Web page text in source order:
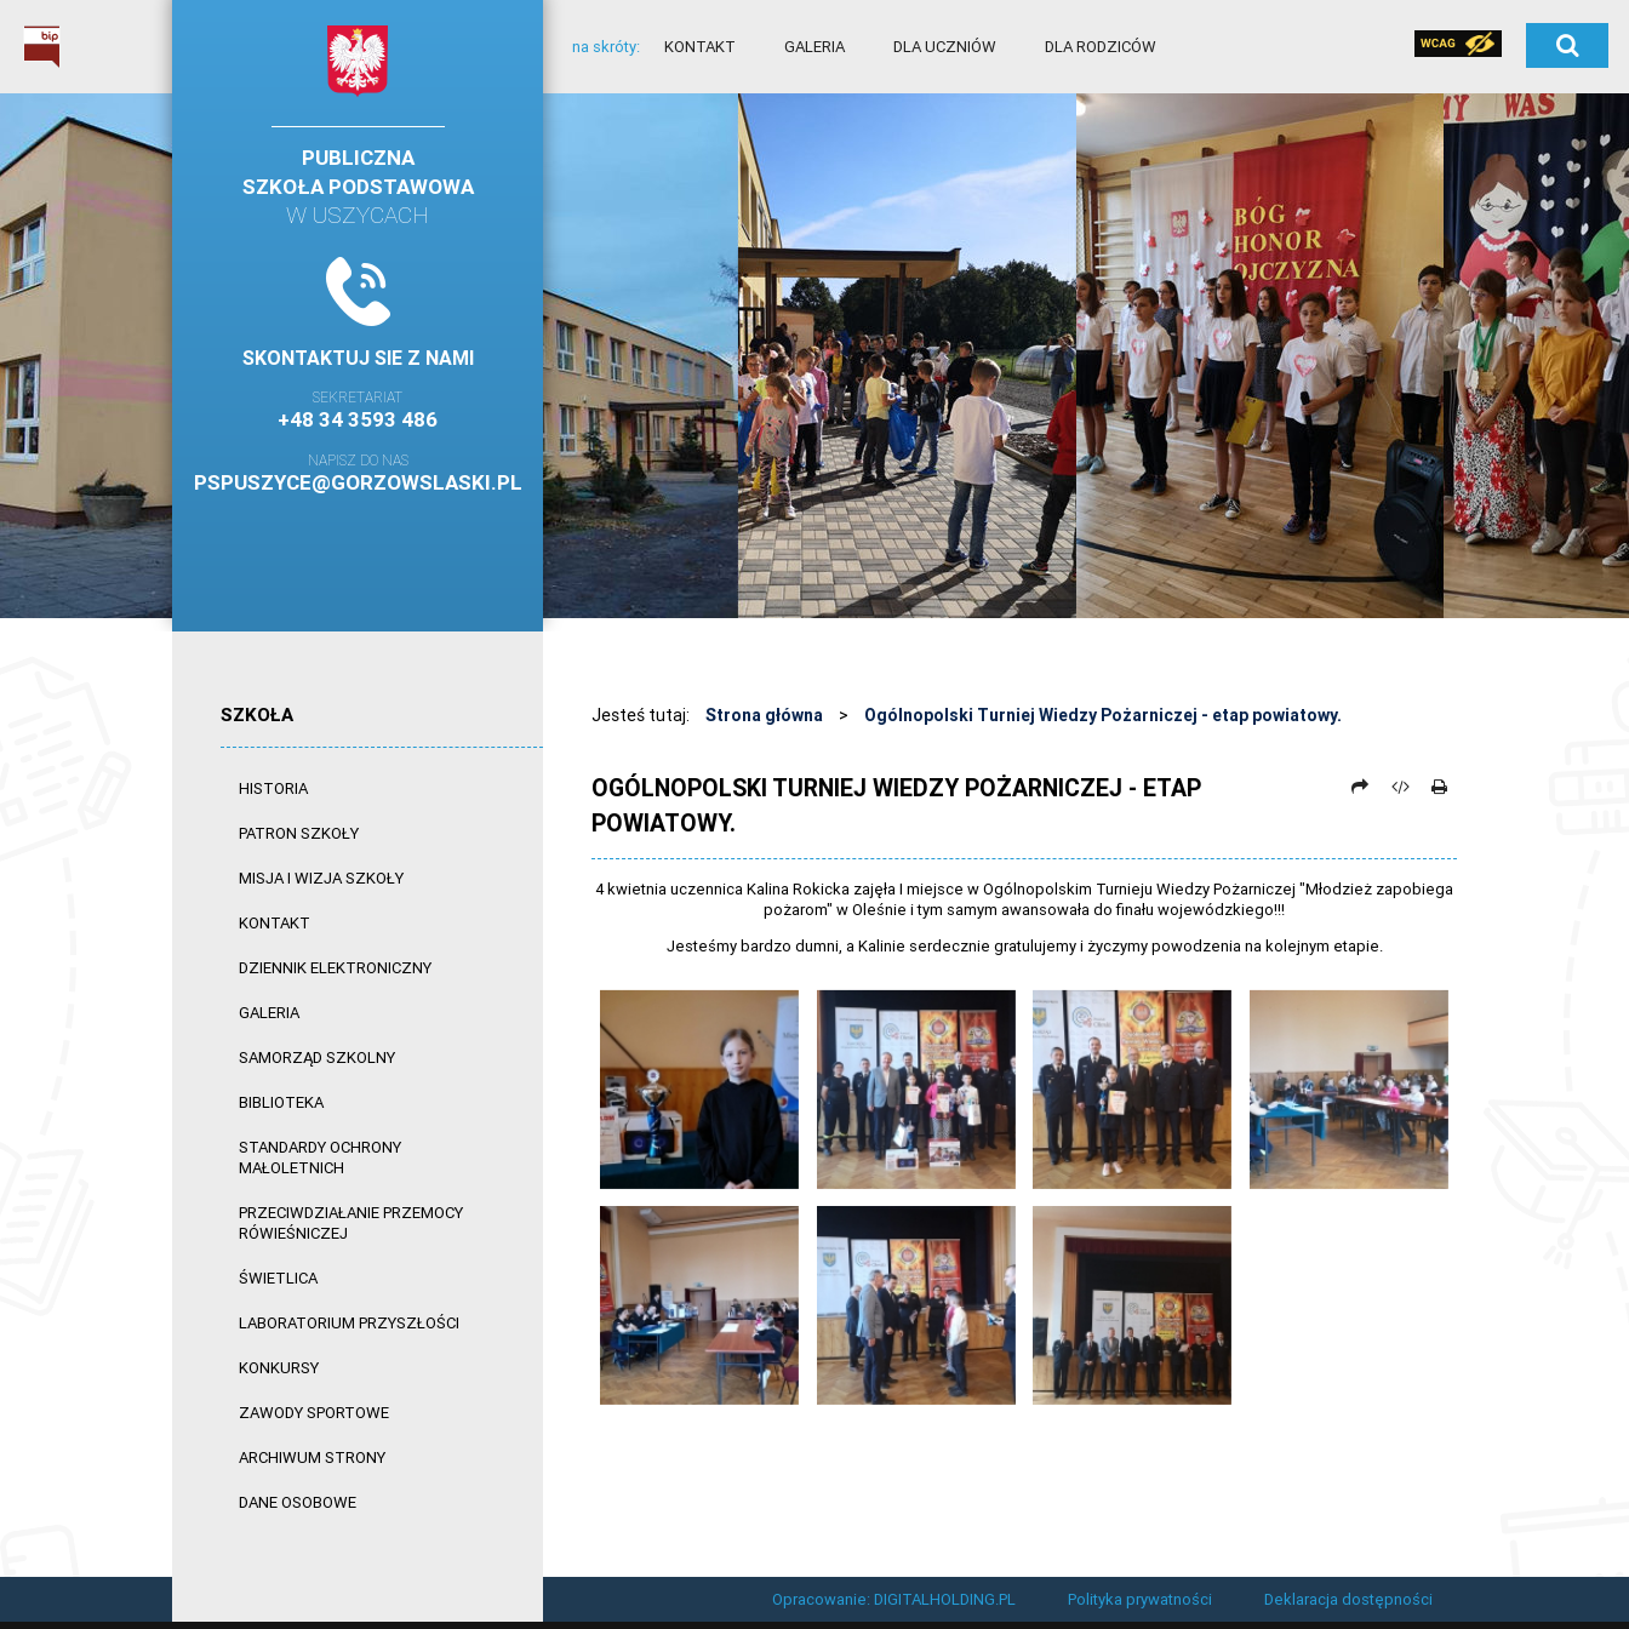
na skróty: KONTAKT GALERIA DLA UCZNIÓW DLA RODZICÓW
PUBLICZNA
SZKOŁA PODSTAWOWA
W USZYCACH
SKONTAKTUJ SIE Z NAMI
SEKRETARIAT
+48 34 3593 486
NAPISZ DO NAS
PSPUSZYCE@GORZOWSLASKI.PL
SZKOŁA
HISTORIA
PATRON SZKOŁY
MISJA I WIZJA SZKOŁY
KONTAKT
DZIENNIK ELEKTRONICZNY
GALERIA
SAMORZĄD SZKOLNY
BIBLIOTEKA
STANDARDY OCHRONY
MAŁOLETNICH
PRZECIWDZIAŁANIE PRZEMOCY
RÓWIEŚNICZEJ
ŚWIETLICA
LABORATORIUM PRZYSZŁOŚCI
KONKURSY
ZAWODY SPORTOWE
ARCHIWUM STRONY
DANE OSOBOWE
Jesteś tutaj: Strona główna > Ogólnopolski Turniej Wiedzy Pożarniczej - etap powiatowy.
OGÓLNOPOLSKI TURNIEJ WIEDZY POŻARNICZEJ - ETAP
POWIATOWY.
4 kwietnia uczennica Kalina Rokicka zajęła I miejsce w Ogólnopolskim Turnieju Wiedzy Pożarniczej "Młodzież zapobiega
pożarom" w Oleśnie i tym samym awansowała do finału wojewódzkiego!!!
Jesteśmy bardzo dumni, a Kalinie serdecznie gratulujemy i życzymy powodzenia na kolejnym etapie.
Opracowanie: DIGITALHOLDING.PL Polityka prywatności Deklaracja dostępności